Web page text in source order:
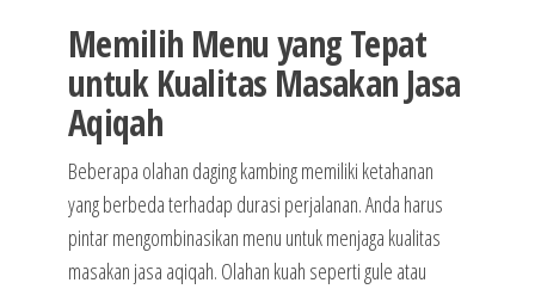
Memilih Menu yang Tepat
untuk Kualitas Masakan Jasa
Aqiqah
Beberapa olahan daging kambing memiliki ketahanan
yang berbeda terhadap durasi perjalanan. Anda harus
pintar mengombinasikan menu untuk menjaga kualitas
masakan jasa aqiqah. Olahan kuah seperti gule atau